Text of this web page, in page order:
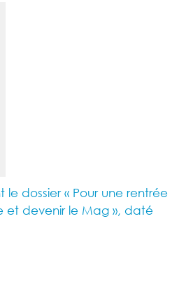
dossier « Pour une rentrée
et devenir le Mag », daté